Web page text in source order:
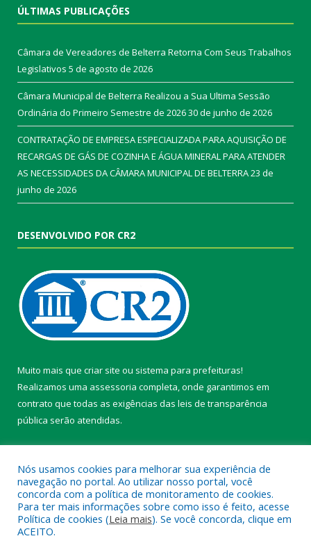
ÚLTIMAS PUBLICAÇÕES
Câmara de Vereadores de Belterra Retorna Com Seus Trabalhos
Legislativos 5 de agosto de 2026
Câmara Municipal de Belterra Realizou a Sua Ultima Sessão
Ordinária do Primeiro Semestre de 202630 de junho de 2026
CONTRATAÇÃO DE EMPRESA ESPECIALIZADA PARA AQUISIÇÃO DE
RECARGAS DE GÁS DE COZINHA E ÁGUA MINERAL PARA ATENDER
AS NECESSIDADES DA CÂMARA MUNICIPAL DE BELTERRA23 de
junho de 2026
DESENVOLVIDO POR CR2
Muito mais que criar site ou sistema para prefeituras!
Realizamos uma assessoria completa, onde garantimos em
contrato que todas as exigências das leis de transparência
pública serão atendidas.
Todos os direitos reservados a Câmara Municipal de Belterra.
Nós usamos cookies para melhorar sua experiência de
navegação no portal. Ao utilizar nosso portal, você
concorda com a política de monitoramento de cookies.
Para ter mais informações sobre como isso é feito, acesse
Política de cookies (Leia mais). Se você concorda, clique em
ACEITO.